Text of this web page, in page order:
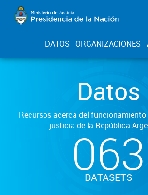
DATOS ORGANIZACIONES
Datos
Recursos acerca del
justicia de la República
063
DATASETS